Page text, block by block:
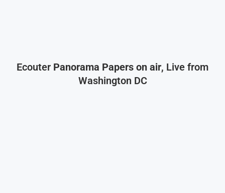
Ecouter Panorama Papers on air, Live from
Washington DC